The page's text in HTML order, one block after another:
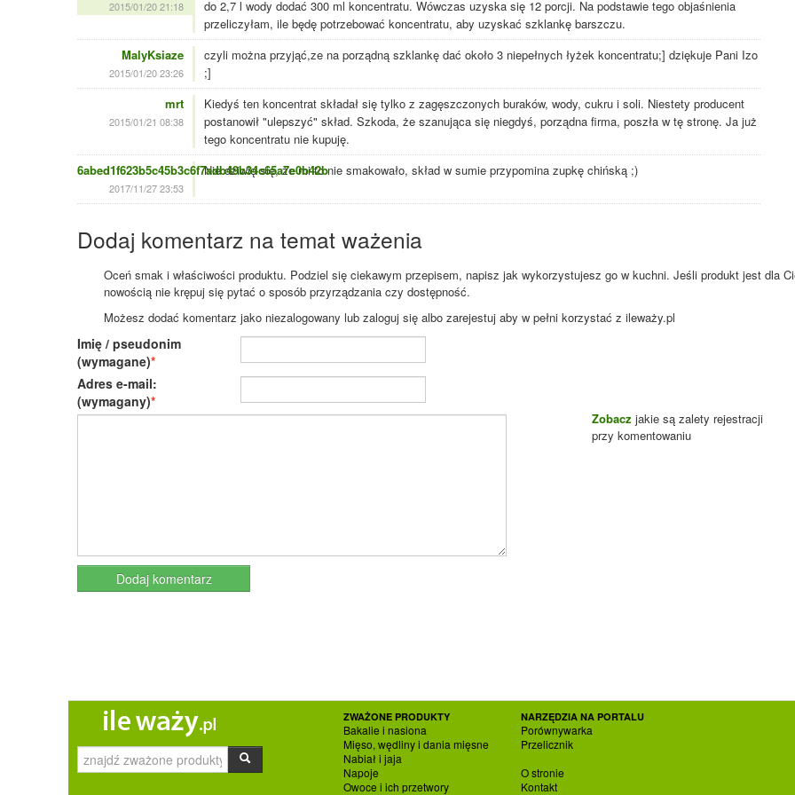
2015/01/20 21:18
do 2,7 l wody dodać 300 ml koncentratu. Wówczas uzyska się 12 porcji. Na podstawie tego objaśnienia
przeliczyłam, ile będę potrzebować koncentratu, aby uzyskać szklankę barszczu.
MalyKsiaze
2015/01/20 23:26
czyli można przyjąć,ze na porządną szklankę dać około 3 niepełnych łyżek koncentratu;] dziękuje Pani Izo
;]
mrt
2015/01/21 08:38
Kiedyś ten koncentrat składał się tylko z zagęszczonych buraków, wody, cukru i soli. Niestety producent
postanowił "ulepszyć" skład. Szkoda, że szanująca się niegdyś, porządna firma, poszła w tę stronę. Ja już
tego koncentratu nie kupuję.
6abed1f623b5c45b3c6f7adb49b34c65a7e0b42b
2017/11/27 23:53
Nie dziwię się, że mi to nie smakowało, skład w sumie przypomina zupkę chińską ;)
Dodaj komentarz na temat ważenia
Oceń smak i właściwości produktu. Podziel się ciekawym przepisem, napisz jak wykorzystujesz go w kuchni. Jeśli produkt jest dla
nowością nie krępuj się pytać o sposób przyrządzania czy dostępność.
Możesz dodać komentarz jako niezalogowany lub zaloguj się albo zarejestuj aby w pełni korzystać z ileważy.pl
Imię / pseudonim
(wymagane)
Adres e-mail:
(wymagany)
Zobacz jakie są zalety rejestracji
przy komentowaniu
ZWAŻONE PRODUKTY
Bakalie i nasiona
Mięso, wędliny i dania mięsne
Nabiał i jaja
Napoje
Owoce i ich przetwory
NARZĘDZIA NA PORTALU
Porównywarka
Przelicznik
O stronie
Kontakt